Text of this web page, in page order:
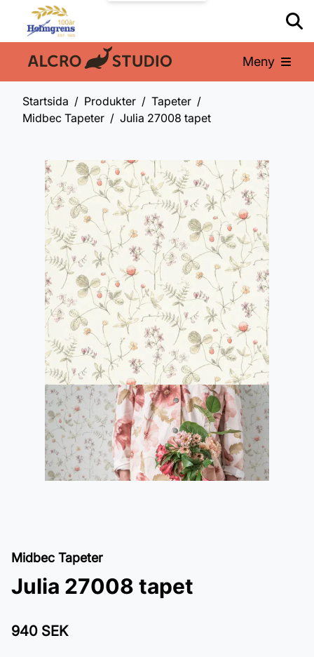
En del av: Meny
Startsida Produkter
Tapeter
Midbec Tapeter
Julia 27008 tapet
Midbec Tapeter
Julia 27008 tapet
940 SEK